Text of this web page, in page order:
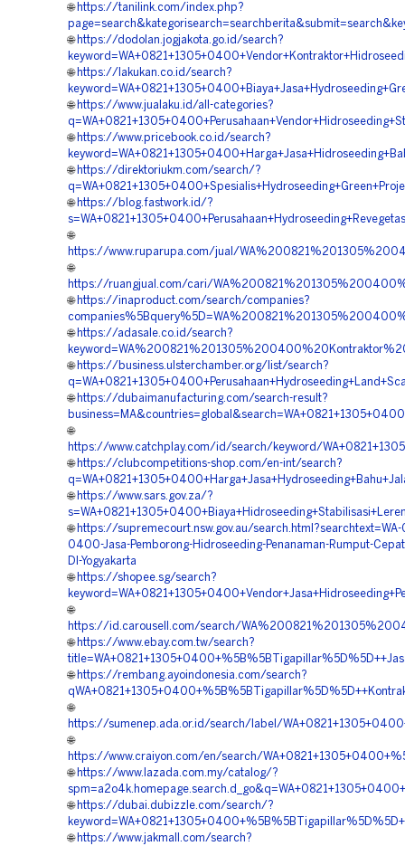
🌐 https://tanilink.com/index.php?
🌐 https://dodolan.jogjakota.go.id/search?
🌐 https://lakukan.co.id/search?
🌐 https://www.jualaku.id/all-categories?
🌐 https://www.pricebook.co.id/search?
🌐 https://direktoriukm.com/search/?
🌐 https://blog.fastwork.id/?
🌐
https://www.ruparupa.com/jual/
🌐
https://ruangjual.com/cari/
🌐 https://inaproduct.com/search/companies?
🌐 https://adasale.co.id/search?
🌐 https://business.ulsterchamber.org/list/search?
🌐 https://dubaimanufacturing.com/search-result?
🌐
https://www.catchplay.com/id/search/keyword/
🌐 https://clubcompetitions-shop.com/en-int/search?
🌐 https://www.sars.gov.za/?
🌐 https://supremecourt.nsw.gov.au/search.html?searchtext=WA-
0400-Jasa-Pemborong-Hidroseeding-Penanaman-Rumput-
DI-Yogyakarta
🌐 https://shopee.sg/search?
🌐
https://id.carousell.com/search/
🌐 https://www.ebay.com.tw/search?
🌐 https://rembang.ayoindonesia.com/search?
🌐
https://sumenep.ada.or.id/search/label/
🌐
https://www.craiyon.com/en/search/
🌐 https://www.lazada.com.my/catalog/?
🌐 https://dubai.dubizzle.com/search/?
🌐 https://www.jakmall.com/search?